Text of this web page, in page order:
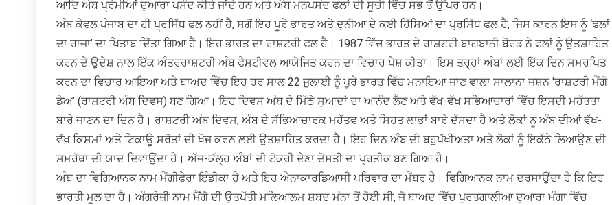
ਆਦਿ ਅੰਬ ਪ੍ਰੇਮੀਆਂ ਦੁਆਰਾ ਪਸੰਦ ਕੀਤੇ ਜਾਂਦੇ ਹਨ ਅਤੇ ਅੰਬ ਮਨਪਸੰਦ ਫਲਾਂ ਦੀ ਸੂਚੀ ਵਿੱਚ ਸਭ ਤੋਂ ਉੱਪਰ ਹਨ।
ਅੰਬ ਕੇਵਲ ਪੰਜਾਬ ਦਾ ਹੀ ਪ੍ਰਸਿੱਧ ਫਲ ਨਹੀਂ ਹੈ, ਸਗੋਂ ਇਹ ਪੂਰੇ ਭਾਰਤ ਅਤੇ ਦੁਨੀਆ ਦੇ ਕਈ ਹਿੱਸਿਆਂ ਦਾ ਪ੍ਰਸਿੱਧ ਫਲ ਹੈ, ਜਿਸ ਕਾਰਨ ਇਸ ਨੂੰ ‘ਫਲਾਂ
ਦਾ ਰਾਜਾ’ ਦਾ ਖਿਤਾਬ ਦਿੱਤਾ ਗਿਆ ਹੈ। ਇਹ ਭਾਰਤ ਦਾ ਰਾਸ਼ਟਰੀ ਫਲ ਹੈ। 1987 ਵਿੱਚ ਭਾਰਤ ਦੇ ਰਾਸ਼ਟਰੀ ਬਾਗਬਾਨੀ ਬੋਰਡ ਨੇ ਫਲਾਂ ਨੂੰ ਉਤਸ਼ਾਹਿਤ
ਕਰਨ ਦੇ ਉਦੇਸ਼ ਨਾਲ ਇੱਕ ਅੰਤਰਰਾਸ਼ਟਰੀ ਅੰਬ ਫੈਸਟੀਵਲ ਆਯੋਜਿਤ ਕਰਨ ਦਾ ਵਿਚਾਰ ਪੇਸ਼ ਕੀਤਾ। ਇਸ ਤਰ੍ਹਾਂ ਅੰਬਾਂ ਲਈ ਇੱਕ ਦਿਨ ਸਮਰਪਿਤ
ਕਰਨ ਦਾ ਵਿਚਾਰ ਆਇਆ ਅਤੇ ਬਾਅਦ ਵਿੱਚ ਇਹ ਹਰ ਸਾਲ 22 ਜੁਲਾਈ ਨੂੰ ਪੂਰੇ ਭਾਰਤ ਵਿੱਚ ਮਨਾਇਆ ਜਾਣ ਵਾਲਾ ਸਾਲਾਨਾ ਜਸ਼ਨ ‘ਰਾਸ਼ਟਰੀ ਮੈਂਗੋ
ਡੇਅ’ (ਰਾਸ਼ਟਰੀ ਅੰਬ ਦਿਵਸ) ਬਣ ਗਿਆ। ਇਹ ਦਿਵਸ ਅੰਬ ਦੇ ਮਿੱਠੇ ਸੁਆਦਾਂ ਦਾ ਆਨੰਦ ਲੈਣ ਅਤੇ ਵੱਖ-ਵੱਖ ਸਭਿਆਚਾਰਾਂ ਵਿੱਚ ਇਸਦੀ ਮਹੱਤਤਾ
ਬਾਰੇ ਜਾਣਨ ਦਾ ਦਿਨ ਹੈ। ਰਾਸ਼ਟਰੀ ਅੰਬ ਦਿਵਸ, ਅੰਬ ਦੇ ਸੱਭਿਆਚਾਰਕ ਮਹੱਤਵ ਅਤੇ ਸਿਹਤ ਲਾਭਾਂ ਬਾਰੇ ਦੱਸਦਾ ਹੈ ਅਤੇ ਲੋਕਾਂ ਨੂੰ ਅੰਬ ਦੀਆਂ ਵੱਖ-
ਵੱਖ ਕਿਸਮਾਂ ਅਤੇ ਟਿਕਾਊ ਸਰੋਤਾਂ ਦੀ ਖੋਜ ਕਰਨ ਲਈ ਉਤਸ਼ਾਹਿਤ ਕਰਦਾ ਹੈ। ਇਹ ਦਿਨ ਅੰਬ ਦੀ ਬਹੁਪੱਖੀਅਤਾ ਅਤੇ ਲੋਕਾਂ ਨੂੰ ਇਕੱਠੇ ਲਿਆਉਣ ਦੀ
ਸਮਰੱਥਾ ਦੀ ਯਾਦ ਦਿਵਾਉਂਦਾ ਹੈ। ਅੱਜ-ਕੱਲ੍ਹ ਅੰਬਾਂ ਦੀ ਟੋਕਰੀ ਦੇਣਾ ਦੋਸਤੀ ਦਾ ਪ੍ਰਤੀਕ ਬਣ ਗਿਆ ਹੈ।
ਅੰਬ ਦਾ ਵਿਗਿਆਨਕ ਨਾਮ ਮੈਂਗੀਫੇਰਾ ਇੰਡੀਕਾ ਹੈ ਅਤੇ ਇਹ ਐਨਾਕਾਰਡਿਆਸੀ ਪਰਿਵਾਰ ਦਾ ਮੈਂਬਰ ਹੈ। ਵਿਗਿਆਨਕ ਨਾਮ ਦਰਸਾਉਂਦਾ ਹੈ ਕਿ ਇਹ
ਭਾਰਤੀ ਮੂਲ ਦਾ ਹੈ। ਅੰਗਰੇਜ਼ੀ ਨਾਮ ਮੈਂਗੋ ਦੀ ਉਤਪੱਤੀ ਮਲਿਆਲਮ ਸ਼ਬਦ ਮੰਨਾ ਤੋਂ ਹੋਈ ਸੀ, ਜੋ ਬਾਅਦ ਵਿੱਚ ਪੁਰਤਗਾਲੀਆ ਦੁਆਰਾ ਮੰਗਾ ਵਿੱਚ